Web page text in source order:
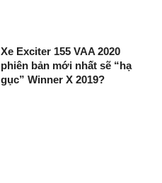
Xe Exciter 155 VAA 2020
phiên bản mới nhất sẽ “hạ
gục” Winner X 2019?